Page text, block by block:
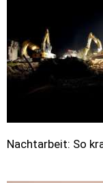
Nachtarbeit: So